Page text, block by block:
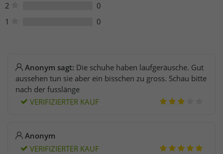
2
0
1
0
Anonym sagt: Die schuhe haben laufgeräusche. Gut
aussehen tun sie aber ein bisschen zu gross. Schau bitte
nach der fusslänge
VERIFIZIERTER KAUF
Anonym
VERIFIZIERTER KAUF